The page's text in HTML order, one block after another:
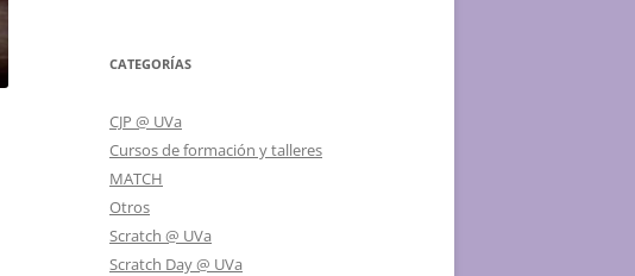
CATEGORÍAS
CJP @ UVa
Cursos de formación y talleres
MATCH
Otros
Scratch @ UVa
Scratch Day @ UVa